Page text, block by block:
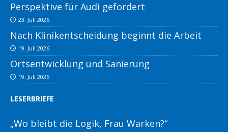
Perspektive für Audi gefordert
23. Juli 2026
Nach Klinikentscheidung beginnt die Arbeit
19. Juli 2026
Ortsentwicklung und Sanierung
19. Juli 2026
LESERBRIEFE
„Wo bleibt die Logik, Frau Warken?“